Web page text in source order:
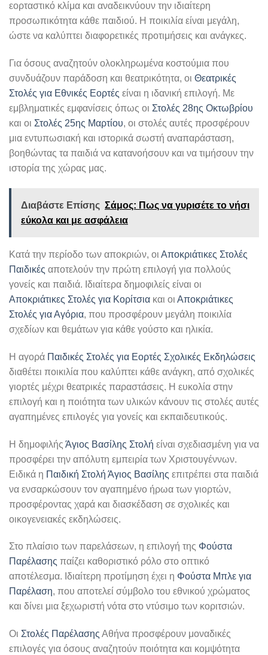
εορταστικό κλίμα και αναδεικνύουν την ιδιαίτερη
προσωπικότητα κάθε παιδιού. Η ποικιλία είναι μεγάλη,
ώστε να καλύπτει διαφορετικές προτιμήσεις και ανάγκες.
Για όσους αναζητούν ολοκληρωμένα κοστούμια που
συνδυάζουν παράδοση και θεατρικότητα, οι Θεατρικές
Στολές για Εθνικές Εορτές είναι η ιδανική επιλογή. Με
εμβληματικές εμφανίσεις όπως οι Στολές 28ης Οκτωβρίου
και οι Στολές 25ης Μαρτίου, οι στολές αυτές προσφέρουν
μια εντυπωσιακή και ιστορικά σωστή αναπαράσταση,
βοηθώντας τα παιδιά να κατανοήσουν και να τιμήσουν την
ιστορία της χώρας μας.
Διαβάστε Επίσης Σάμος: Πως να γυρισέτε το νήσι
εύκολα και με ασφάλεια
Κατά την περίοδο των αποκριών, οι Αποκριάτικες Στολές
Παιδικές αποτελούν την πρώτη επιλογή για πολλούς
γονείς και παιδιά. Ιδιαίτερα δημοφιλείς είναι οι
Αποκριάτικες Στολές για Κορίτσια και οι Αποκριάτικες
Στολές για Αγόρια, που προσφέρουν μεγάλη ποικιλία
σχεδίων και θεμάτων για κάθε γούστο και ηλικία.
Η αγορά Παιδικές Στολές για Εορτές Σχολικές Εκδηλώσεις
διαθέτει ποικιλία που καλύπτει κάθε ανάγκη, από σχολικές
γιορτές μέχρι θεατρικές παραστάσεις. Η ευκολία στην
επιλογή και η ποιότητα των υλικών κάνουν τις στολές αυτές
αγαπημένες επιλογές για γονείς και εκπαιδευτικούς.
Η δημοφιλής Άγιος Βασίλης Στολή είναι σχεδιασμένη για να
προσφέρει την απόλυτη εμπειρία των Χριστουγέννων.
Ειδικά η Παιδική Στολή Άγιος Βασίλης επιτρέπει στα παιδιά
να ενσαρκώσουν τον αγαπημένο ήρωα των γιορτών,
προσφέροντας χαρά και διασκέδαση σε σχολικές και
οικογενειακές εκδηλώσεις.
Στο πλαίσιο των παρελάσεων, η επιλογή της Φούστα
Παρέλασης παίζει καθοριστικό ρόλο στο οπτικό
αποτέλεσμα. Ιδιαίτερη προτίμηση έχει η Φούστα Μπλε για
Παρέλαση, που αποτελεί σύμβολο του εθνικού χρώματος
και δίνει μια ξεχωριστή νότα στο ντύσιμο των κοριτσιών.
Οι Στολές Παρέλασης Αθήνα προσφέρουν μοναδικές
επιλογές για όσους αναζητούν ποιότητα και κομψότητα